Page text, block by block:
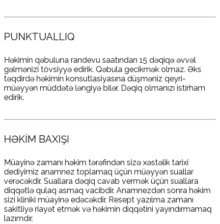
PUNKTUALLIQ
Həkimin qəbuluna randevu saatından 15 dəqiqə əvvəl
gəlmənizi tövsiyyə edirik. Qəbula gecikmək olmaz. Əks
təqdirdə həkimin konsutlasiyasına düşməniz qeyri-
müəyyən müddətə ləngiyə bilər. Dəqiq olmanızı istirham
edirik.
HƏKİM BAXIŞI
Müayinə zamanı həkim tərəfindən sizə xəstəlik tarixi
dediyimiz anamnez toplamaq üçün müəyyən suallar
verəcəkdir. Suallara dəqiq cavab vermək üçün suallara
diqqətlə qulaq asmaq vacibdir. Anamnezdən sonra həkim
sizi kliniki müayinə edəcəkdir. Resept yazılma zamanı
sakitliyə riayət etmək və həkimin diqqətini yayındırmamaq
lazımdır.